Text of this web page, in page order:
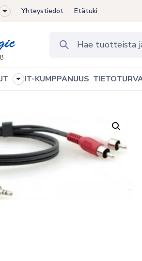
Toggle
menu
Yhteystiedot Etätuki
Toggle
IT-KUMPPANUUS